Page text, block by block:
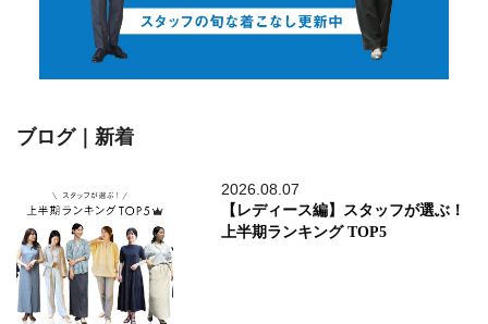
ブログ｜新着
2026.08.07
【レディース編】スタッフが選ぶ！
上半期ランキング TOP5